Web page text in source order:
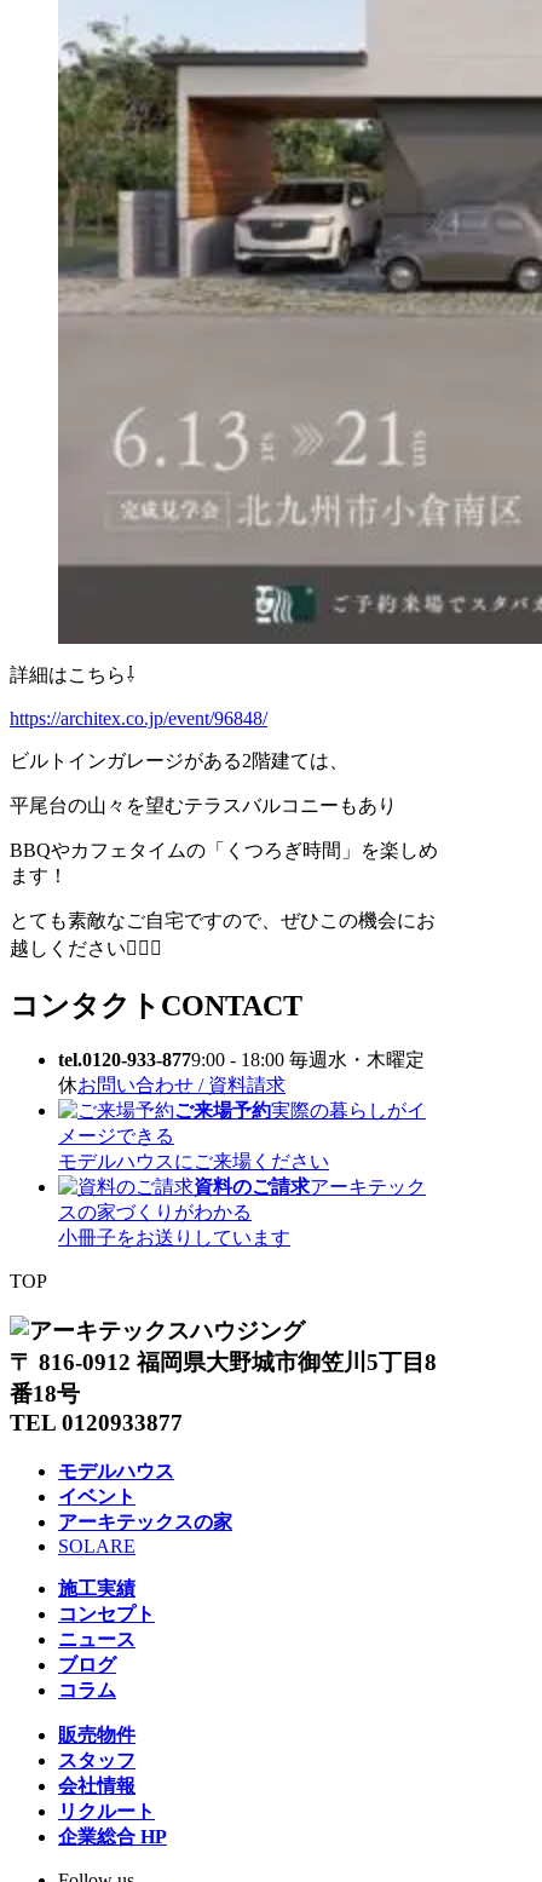
詳細はこちら⇩
https://architex.co.jp/event/96848/
ビルトインガレージがある2階建ては、
平尾台の山々を望むテラスバルコニーもあり
BBQやカフェタイムの「くつろぎ時間」を楽しめ
ます！
とても素敵なご自宅ですので、ぜひこの機会にお
越しください🙇‍♀️✨
コンタクト CONTACT
tel.0120-933-8779:00 - 18:00 毎週水・木曜定
休お問い合わせ / 資料請求
ご来場予約実際の暮らしがイ
メージできる
モデルハウスにご来場ください
資料のご請求アーキテック
スの家づくりがわかる
小冊子をお送りしています
TOP
〒 816-0912 福岡県大野城市御笠川5丁目8
番18号
TEL 0120933877
モデルハウス
イベント
アーキテックスの家
SOLARE
施工実績
コンセプト
ニュース
ブログ
コラム
販売物件
スタッフ
会社情報
リクルート
企業総合 HP